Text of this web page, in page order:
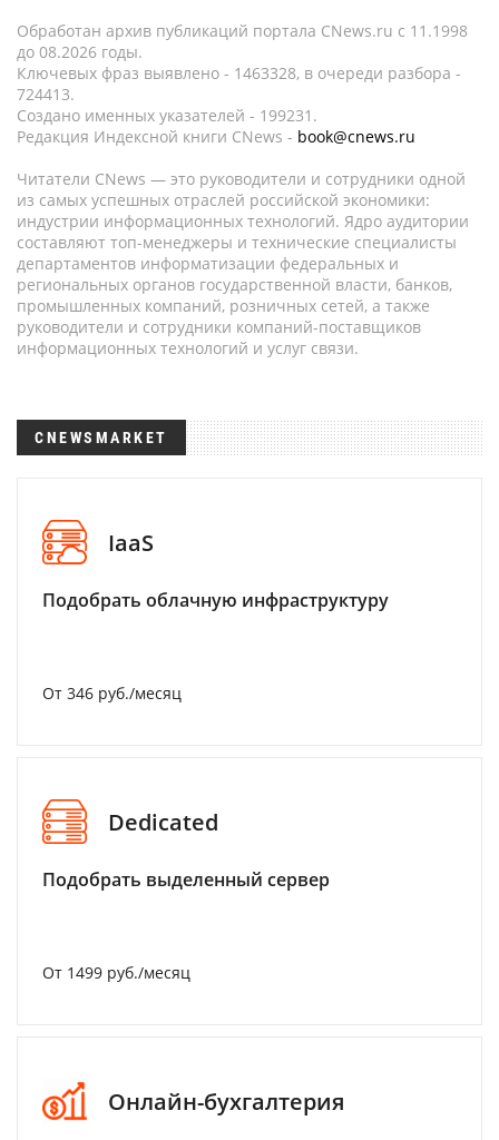
Обработан архив публикаций портала CNews.ru c 11.1998
до 08.2026 годы.
Ключевых фраз выявлено - 1463328, в очереди разбора -
724413.
Создано именных указателей - 199231.
Редакция Индексной книги CNews - book@cnews.ru
Читатели CNews — это руководители и сотрудники одной
из самых успешных отраслей российской экономики:
индустрии информационных технологий. Ядро аудитории
составляют топ-менеджеры и технические специалисты
департаментов информатизации федеральных и
региональных органов государственной власти, банков,
промышленных компаний, розничных сетей, а также
руководители и сотрудники компаний-поставщиков
информационных технологий и услуг связи.
CNEWSMARKET
IaaS
Подобрать облачную инфраструктуру
От 346 руб./месяц
Dedicated
Подобрать выделенный сервер
От 1499 руб./месяц
Онлайн-бухгалтерия